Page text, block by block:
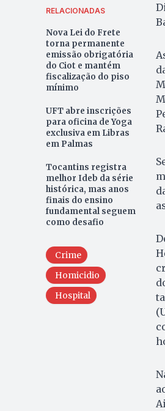
RELACIONADAS
Nova Lei do Frete
torna permanente
emissão obrigatória
do Ciot e mantém
fiscalização do piso
mínimo
UFT abre inscrições
para oficina de Yoga
exclusiva em Libras
em Palmas
Tocantins registra
melhor Ideb da série
histórica, mas anos
finais do ensino
fundamental seguem
como desafio
Crime
Homicidio
Hospital